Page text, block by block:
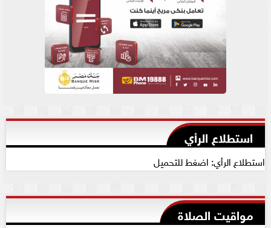
استطلاع الرأي
استطلاع الرأي: اضغط للتحميل
مواقيت الصلاة